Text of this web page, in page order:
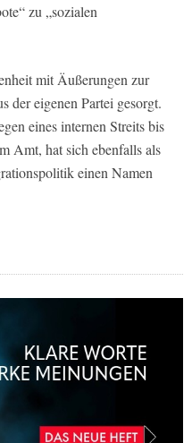
zu „sozialen
mit Äußerungen zur
eigenen Partei gesorgt.
eines internen Streits bis
Amt, hat sich ebenfalls als
einen Namen